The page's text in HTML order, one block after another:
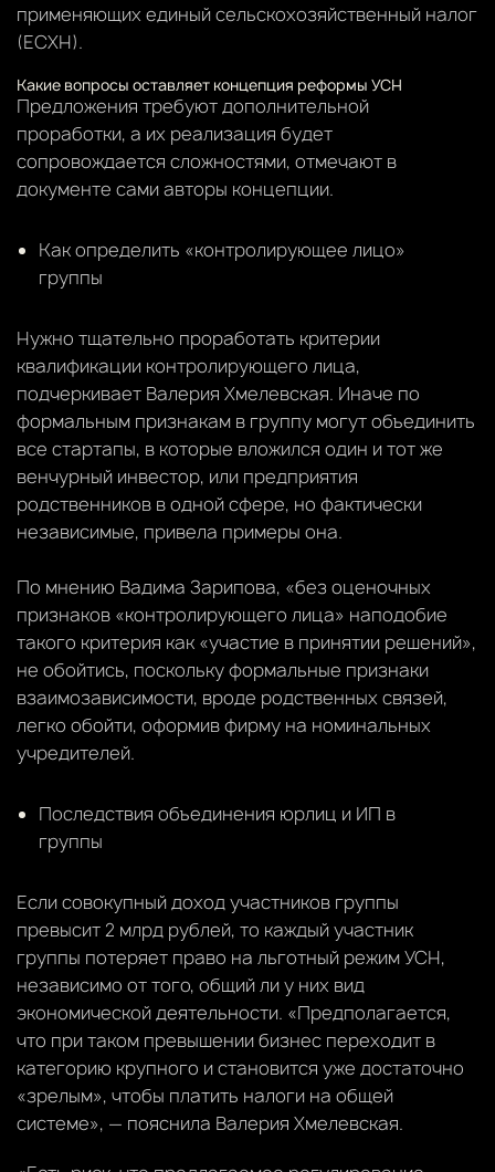
применяющих единый сельскохозяйственный налог
(ЕСХН).
Какие вопросы оставляет концепция реформы УСН
Предложения требуют дополнительной
проработки, а их реализация будет
сопровождается сложностями, отмечают в
документе сами авторы концепции.
Как определить «контролирующее лицо»
группы
Нужно тщательно проработать критерии
квалификации контролирующего лица,
подчеркивает Валерия Хмелевская. Иначе по
формальным признакам в группу могут объединить
все стартапы, в которые вложился один и тот же
венчурный инвестор, или предприятия
родственников в одной сфере, но фактически
независимые, привела примеры она.
По мнению Вадима Зарипова, «без оценочных
признаков «контролирующего лица» наподобие
такого критерия как «участие в принятии решений»,
не обойтись, поскольку формальные признаки
взаимозависимости, вроде родственных связей,
легко обойти, оформив фирму на номинальных
учредителей.
Последствия объединения юрлиц и ИП в
группы
Если совокупный доход участников группы
превысит 2 млрд рублей, то каждый участник
группы потеряет право на льготный режим УСН,
независимо от того, общий ли у них вид
экономической деятельности. «Предполагается,
что при таком превышении бизнес переходит в
категорию крупного и становится уже достаточно
«зрелым», чтобы платить налоги на общей
системе», — пояснила Валерия Хмелевская.